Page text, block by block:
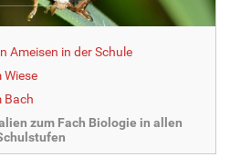
Ameisen in der Schule
Wiese
Bach
zum Fach Biologie in allen